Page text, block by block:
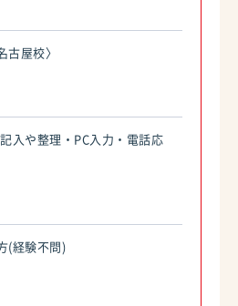
古屋校〉
入や整理・PC入力・電話応
(経験不問)